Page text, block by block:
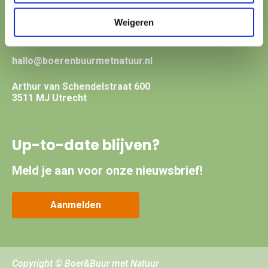
Weigeren
Contact?
hallo@boerenbuurmetnatuur.nl
Arthur van Schendelstraat 600
3511 MJ Utrecht
Up-to-date blijven?
Meld je aan voor onze nieuwsbrief!
Aanmelden
Copyright © Boer&Buur met Natuur